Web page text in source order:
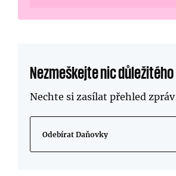
Nezmeškejte nic důležitého
Nechte si zasílat přehled zpráv
Odebírat Daňovky